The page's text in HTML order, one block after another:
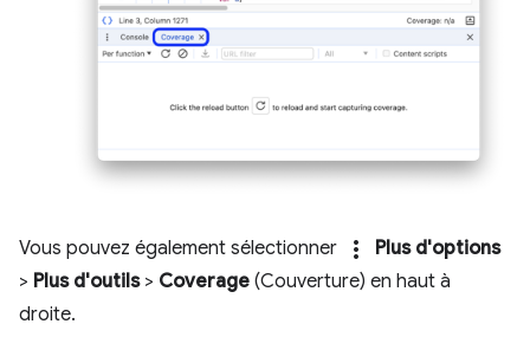
Vous pouvez également sélectionner more_vert
Plus d'options
> Plus d'outils> Coverage (Couverture) en haut à
droite.